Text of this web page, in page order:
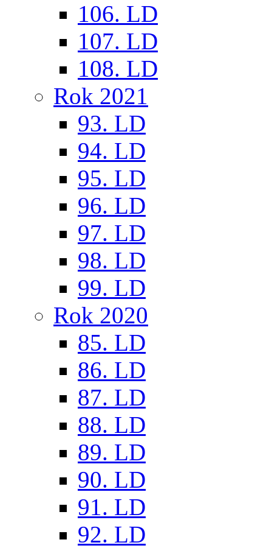
106. LD
107. LD
108. LD
Rok 2021
93. LD
94. LD
95. LD
96. LD
97. LD
98. LD
99. LD
Rok 2020
85. LD
86. LD
87. LD
88. LD
89. LD
90. LD
91. LD
92. LD